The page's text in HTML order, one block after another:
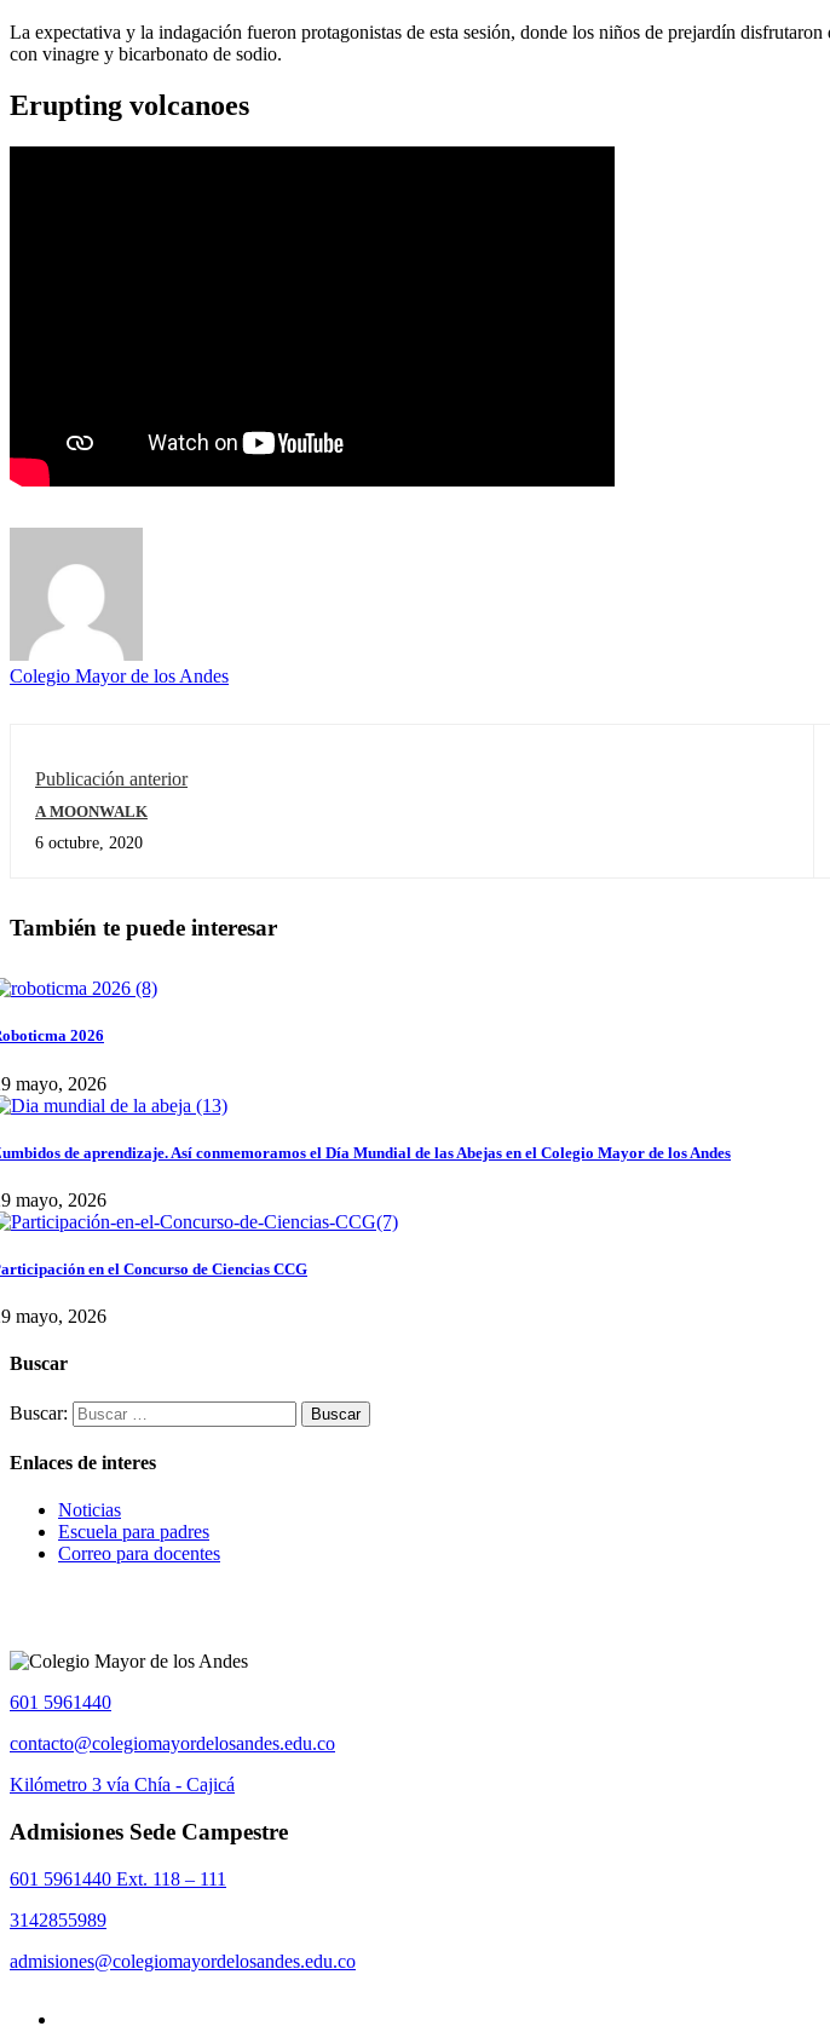
La expectativa y la indagación fueron protagonistas de esta sesión, donde los niños de prejardín
con vinagre y bicarbonato de sodio.
Erupting volcanoes
Colegio Mayor de los Andes
Publicación anterior
A MOONWALK
6 octubre, 2020
También te puede interesar
2026
mayo, 2026
de aprendizaje. Así conmemoramos el Día Mundial de las Abejas en el Colegio Mayor de los Andes
mayo, 2026
en el Concurso de Ciencias CCG
mayo, 2026
Buscar
Buscar:
Enlaces de interes
Noticias
Escuela para padres
Correo para docentes
601 5961440
contacto@colegiomayordelosandes.edu.co
Kilómetro 3 vía Chía - Cajicá
Admisiones Sede Campestre
601 5961440 Ext. 118 – 111
3142855989
admisiones@colegiomayordelosandes.edu.co